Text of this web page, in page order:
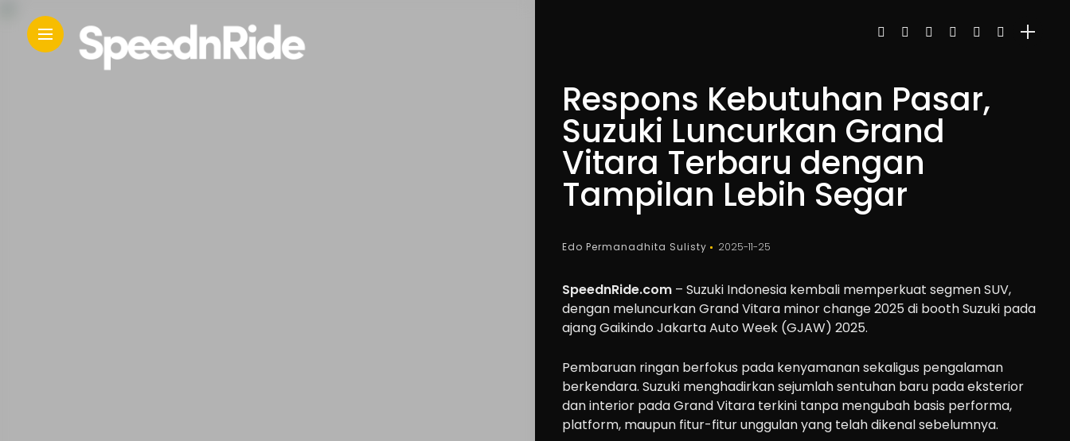
Respons Kebutuhan Pasar,
Suzuki Luncurkan Grand
Vitara Terbaru dengan
Tampilan Lebih Segar
Edo Permanadhita Sulisty 2025-11-25
SpeednRide.com– Suzuki Indonesia kembali memperkuat segmen SUV,
dengan meluncurkan Grand Vitara minor change 2025 di booth Suzuki pada
ajang Gaikindo Jakarta Auto Week (GJAW) 2025.
Pembaruan ringan berfokus pada kenyamanan sekaligus pengalaman
berkendara. Suzuki menghadirkan sejumlah sentuhan baru pada eksterior
dan interior pada Grand Vitara terkini tanpa mengubah basis performa,
platform, maupun fitur-fitur unggulan yang telah dikenal sebelumnya.